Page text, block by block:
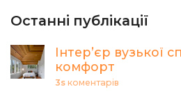
Останні публікації
Інтер’єр вузької
комфорт
3s коментарів